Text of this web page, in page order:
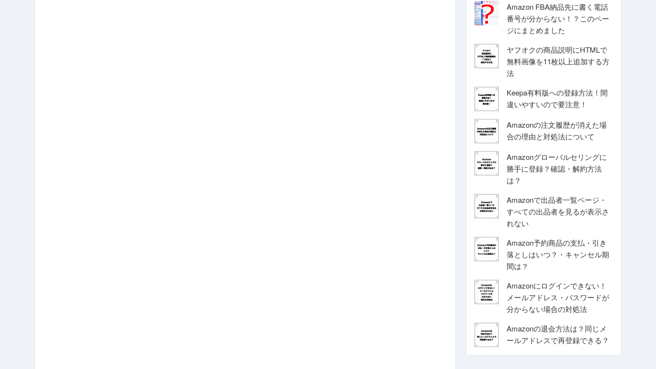
Amazon FBA納品先に書く電話
番号が分からない！？このペー
ジにまとめました
ヤフオクの商品説明にHTMLで
無料画像を11枚以上追加する方
法
Keepa有料版への登録方法！間
違いやすいので要注意！
Amazonの注文履歴が消えた場
合の理由と対処法について
Amazonグローバルセリングに
勝手に登録？確認・解約方法
は？
Amazonで出品者一覧ページ・
すべての出品者を見るが表示さ
れない
Amazon予約商品の支払・引き
落としはいつ？・キャンセル期
間は？
Amazonにログインできない！
メールアドレス・パスワードが
分からない場合の対処法
Amazonの退会方法は？同じメ
ールアドレスで再登録できる？